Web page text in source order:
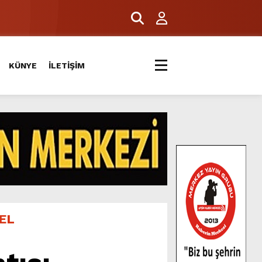
KÜNYE İLETİŞİM